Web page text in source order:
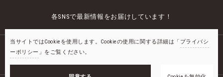
カートに入れる
各SNSで最新情報をお届けしています！
当サイトではCookieを使用します。Cookieの使用に関する詳細は「 プライバシ
ーポリシー 」をご覧ください。